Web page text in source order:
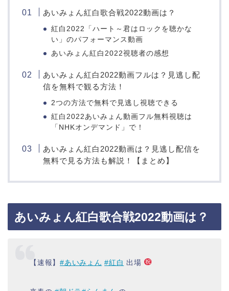
あいみょん紅白歌合戦2022動画は？
紅白2022「ハート～君はロックを聴かな
い」のパフォーマンス動画
あいみょん紅白2022視聴者の感想
あいみょん紅白2022動画フルは？見逃し配
信を無料で観る方法！
2つの方法で無料で見逃し視聴できる
紅白2022あいみょん動画フル無料視聴は
「NHKオンデマンド」で！
あいみょん紅白2022動画は？見逃し配信を
無料で見る方法も解説！【まとめ】
あいみょん紅白歌合戦2022動画は？
【速報】#あいみょん #紅白 出場